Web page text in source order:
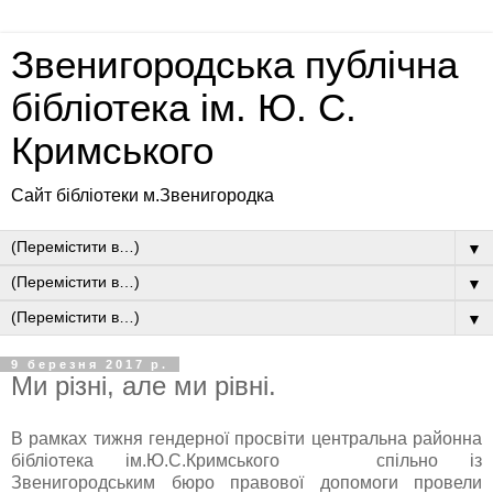
Звенигородська публічна
бібліотека ім. Ю. С.
Кримського
Сайт бібліотеки м.Звенигородка
▼
▼
▼
9 березня 2017 р.
Ми різні, але ми рівні.
В рамках тижня гендерної просвіти центральна районна
бібліотека ім.Ю.С.Кримського спільно із
Звенигородським бюро правової допомоги провели